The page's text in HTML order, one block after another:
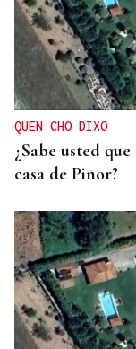
QUEN CHO DIXO
¿Sabe usted
casa de Piñor?